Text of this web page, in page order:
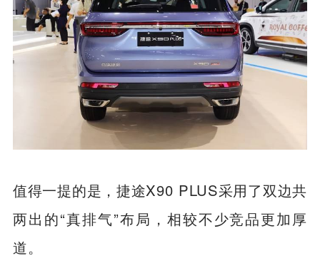
值得一提的是，捷途X90 PLUS采用了双边共
两出的“真排气”布局，相较不少竞品更加厚
道。